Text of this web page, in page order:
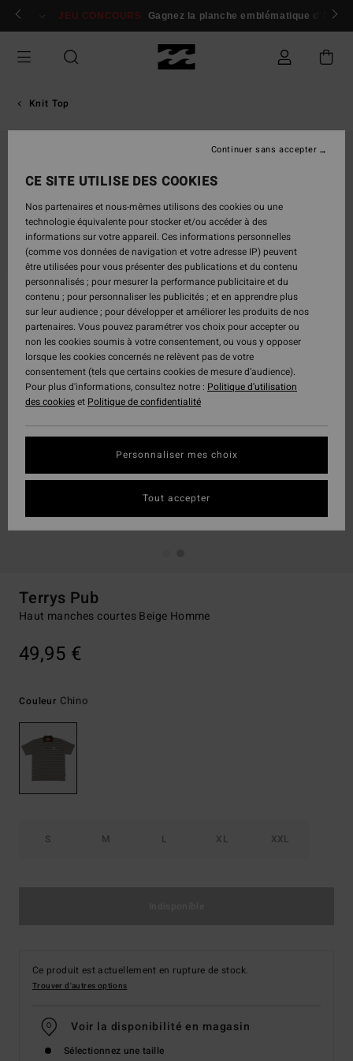
Passer
Se connecter / s'inscrire
JEU CONCOURS Gagnez la planche emblématique d'Andy
Knit Top
Terrys Pub
Haut manches courtes Beige Homme
49,95 €
Couleur Chino
S M L XL XXL
Ce produit est actuellement en rupture de stock.
Trouver d'autres options
Voir la disponibilité en magasin
Sélectionnez une taille
CE SITE UTILISE DES COOKIES
Nos partenaires et nous-mêmes utilisons des cookies ou une
technologie équivalente pour stocker et/ou accéder à des
informations sur votre appareil. Ces informations personnelles
(comme vos données de navigation et votre adresse IP) peuvent
être utilisées pour vous présenter des publications et du contenu
personnalisés ; pour mesurer la performance publicitaire et du
contenu ; pour personnaliser les publicités ; et en apprendre plus
sur leur audience ; pour développer et améliorer les produits de nos
partenaires. Vous pouvez paramétrer vos choix pour accepter ou
non les cookies soumis à votre consentement, ou vous y opposer
lorsque les cookies concernés ne relèvent pas de votre
consentement (tels que certains cookies de mesure d’audience).
Pour plus d'informations, consultez notre : Politique d'utilisation
des cookieset Politique de confidentialité
Personnaliser mes choix
Continuer sans accepter
Tout accepter